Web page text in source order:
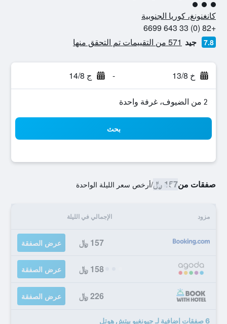
تقييم فئة 3
كانغنونغ، كوريا الجنوبية
+82 (0) 33 643 6699
7.8 جيد 571 من التقييمات تم التحقق منها
خ 13/8 - ج 14/8
2 من الضيوف، غرفة واحدة
بحث
صفقات من157 ﷼ /أرخص سعر الليلة الواحدة
مزود الإجمالي في الليلة
157 ﷼ عرض الصفقة
158 ﷼ عرض الصفقة
226 ﷼ عرض الصفقة
6 صفقات إضافية لـ جيونغبو بيتش هوتل